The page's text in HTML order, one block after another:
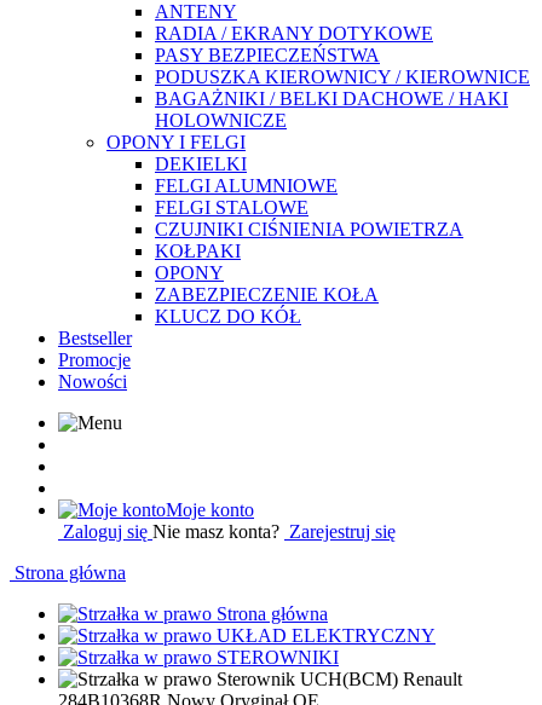
ANTENY
RADIA / EKRANY DOTYKOWE
PASY BEZPIECZEŃSTWA
PODUSZKA KIEROWNICY / KIEROWNICE
BAGAŻNIKI / BELKI DACHOWE / HAKI
HOLOWNICZE
OPONY I FELGI
DEKIELKI
FELGI ALUMNIOWE
FELGI STALOWE
CZUJNIKI CIŚNIENIA POWIETRZA
KOŁPAKI
OPONY
ZABEZPIECZENIE KOŁA
KLUCZ DO KÓŁ
Bestseller
Promocje
Nowości
Moje konto
Zaloguj się Nie masz konta? Zarejestruj się
Strona główna
Strona główna
UKŁAD ELEKTRYCZNY
STEROWNIKI
Sterownik UCH(BCM) Renault
284B10368R Nowy Oryginał OE